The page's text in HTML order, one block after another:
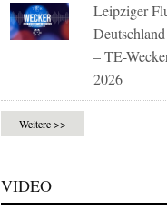
Leipziger
– TE-
2026
Weitere >>
VIDEO